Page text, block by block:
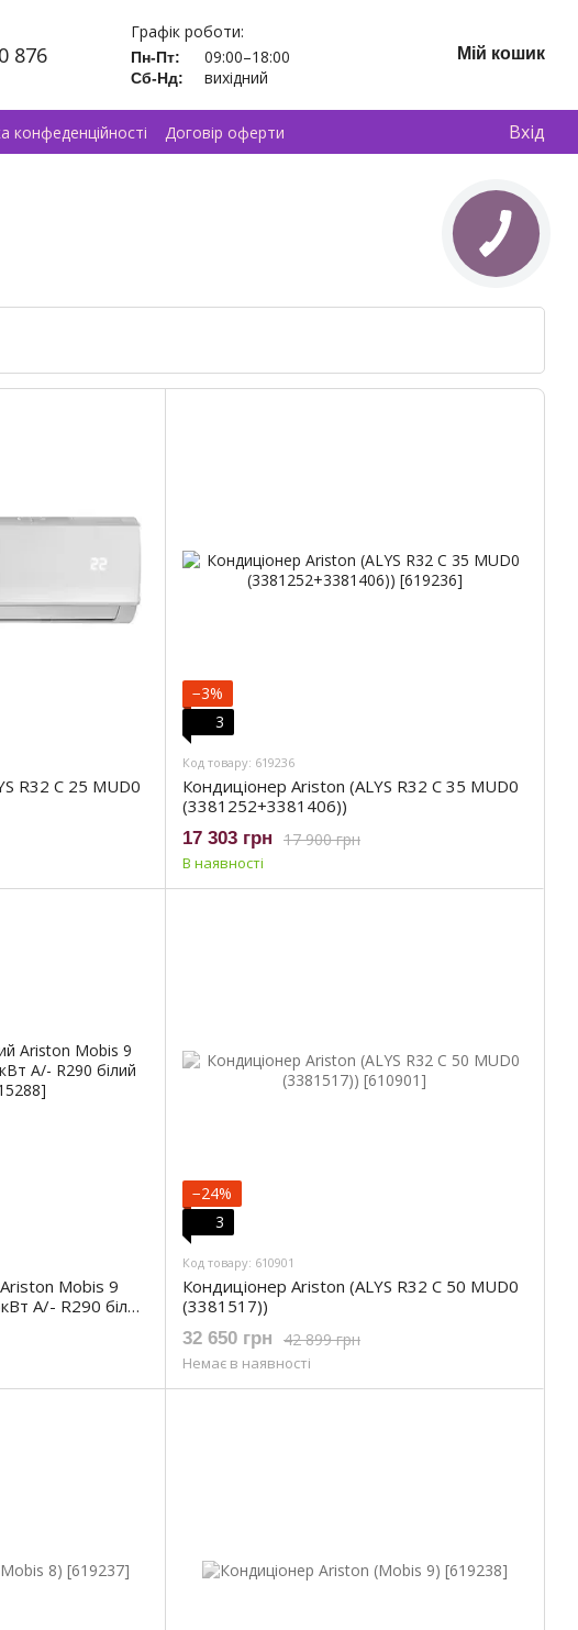
876
Графік роботи:
Пн-Пт: 09:00–18:00
Сб-Нд: вихідний
Мій кошик
конфеденційності
Договір оферти
Вхід
R32 C 25 MUD0
−3%
3
Код товару: 619236
Кондиціонер Ariston (ALYS R32 C 35 MUD0
(3381252+3381406))
17 900 грн
17 303 грн
В наявності
Mobis 9
A/- R290 білий
−24%
3
Код товару: 610901
Кондиціонер Ariston (ALYS R32 C 50 MUD0
(3381517))
42 899 грн
32 650 грн
Немає в наявності